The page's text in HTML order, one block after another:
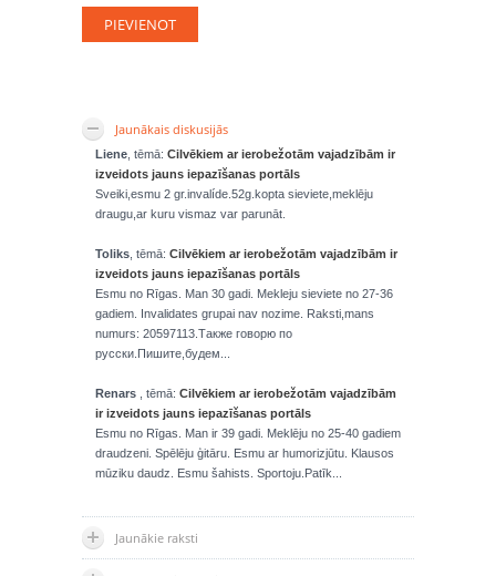
Jaunākais diskusijās
Liene , tēmā: Cilvēkiem ar ierobežotām vajadzībām ir
izveidots jauns iepazīšanas portāls
Sveiki,esmu 2 gr.invalíde.52g.kopta sieviete,meklēju
draugu,ar kuru vismaz var parunāt.
Toliks , tēmā: Cilvēkiem ar ierobežotām vajadzībām ir
izveidots jauns iepazīšanas portāls
Esmu no Rīgas. Man 30 gadi. Mekleju sieviete no 27-36
gadiem. Invalidates grupai nav nozime. Raksti,mans
numurs: 20597113.Также говорю по
русски.Пишите,будем...
Renars , tēmā: Cilvēkiem ar ierobežotām vajadzībām
ir izveidots jauns iepazīšanas portāls
Esmu no Rīgas. Man ir 39 gadi. Meklēju no 25-40 gadiem
draudzeni. Spēlēju ģitāru. Esmu ar humorizjūtu. Klausos
mūziku daudz. Esmu šahists. Sportoju.Patīk...
Jaunākie raksti